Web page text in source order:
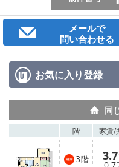
メールで
問い合わせる
お気に入り登録
同
階 家賃/
3階 3.7